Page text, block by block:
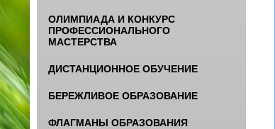
ОЛИМПИАДА И КОНКУРС
ПРОФЕССИОНАЛЬНОГО
МАСТЕРСТВА
ДИСТАНЦИОННОЕ ОБУЧЕНИЕ
БЕРЕЖЛИВОЕ ОБРАЗОВАНИЕ
ФЛАГМАНЫ ОБРАЗОВАНИЯ